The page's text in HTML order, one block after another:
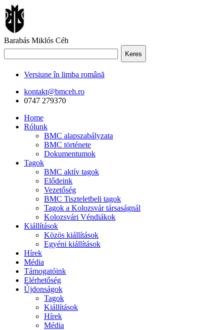
Barabás Miklós Céh
Keres
Versiune în limba română
kontakt@bmceh.ro
0747 279370
Home
Rólunk
BMC alapszabályzata
BMC története
Dokumentumok
Tagok
BMC aktív tagok
Elődeink
Vezetőség
BMC Tiszteletbeli tagok
Tagok a Kolozsvár társaságnál
Kolozsvári Véndiákok
Kiállítások
Közös kiállítások
Egyéni kiállítások
Hírek
Média
Támogatóink
Elérhetőség
Újdonságok
Tagok
Kiállítások
Hírek
Média